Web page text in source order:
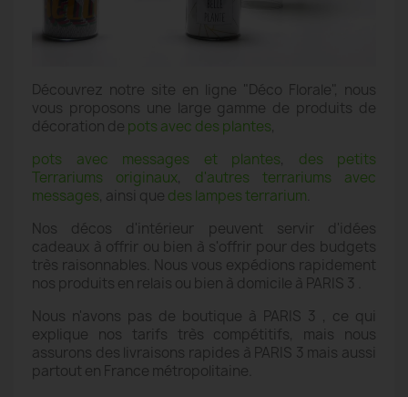
Découvrez notre site en ligne "Déco Florale", nous
vous proposons une large gamme de produits de
décoration de pots avec des plantes,
pots avec messages et plantes, des petits
Terrariums originaux, d'autres terrariums avec
messages, ainsi que des lampes terrarium
Nos décos d'intérieur peuvent servir d'idées
cadeaux à offrir ou bien à s'offrir pour des budgets
très raisonnables. Nous vous expédions rapidement
nos produits en relais ou bien à domicile à PARIS 3 .
Nous n'avons pas de boutique à PARIS 3 , ce qui
explique nos tarifs très compétitifs, mais nous
assurons des livraisons rapides à PARIS 3 mais aussi
partout en France métropolitaine.